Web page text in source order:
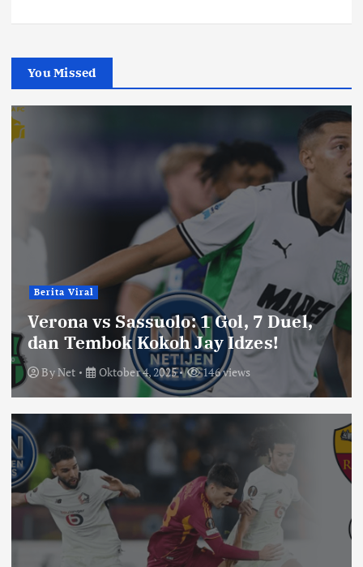
You Missed
Berita Viral
Verona vs Sassuolo: 1 Gol, 7 Duel,
dan Tembok Kokoh Jay Idzes!
ByNet Oktober 4, 2025 146 views